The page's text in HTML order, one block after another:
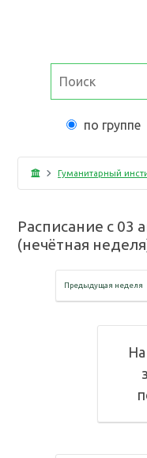
по группе
Гуманитарный
Расписание с 03
(нечётная неделя
Предыдущая неделя